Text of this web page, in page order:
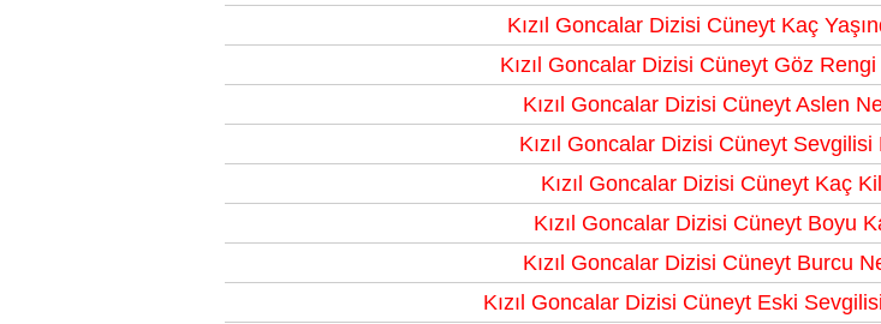
Kızıl Goncalar Dizisi Cüneyt Kaç
Kızıl Goncalar Dizisi Cüneyt Göz
Kızıl Goncalar Dizisi Cüneyt Aslen
Kızıl Goncalar Dizisi Cüneyt Sevgilisi
Kızıl Goncalar Dizisi Cüneyt Kaç
Kızıl Goncalar Dizisi Cüneyt Boyu
Kızıl Goncalar Dizisi Cüneyt Burcu
Kızıl Goncalar Dizisi Cüneyt Eski